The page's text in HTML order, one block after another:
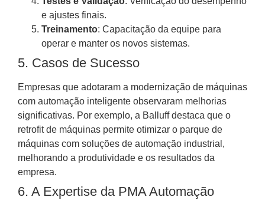
e ajustes finais.
Treinamento: Capacitação da equipe para
operar e manter os novos sistemas.
5. Casos de Sucesso
Empresas que adotaram a modernização de máquinas
com automação inteligente observaram melhorias
significativas. Por exemplo, a Balluff destaca que o
retrofit de máquinas permite otimizar o parque de
máquinas com soluções de automação industrial,
melhorando a produtividade e os resultados da
empresa.
6. A Expertise da PMA Automação